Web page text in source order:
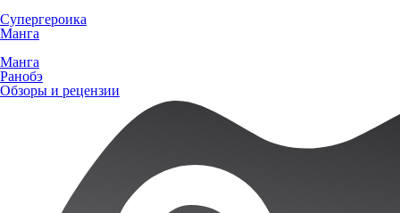
Супергероика
Манга
Манга
Ранобэ
Обзоры и рецензии